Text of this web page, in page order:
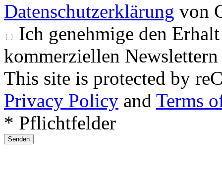
Datenschutzerklärung von
Ich genehmige den
kommerziellen
This site is protected by
Privacy Policy and Terms
* Pflichtfelder
Senden